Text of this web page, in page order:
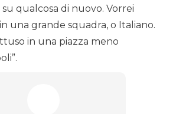
qualcosa di nuovo. Vorrei
una grande squadra, o Italiano.
in una piazza meno